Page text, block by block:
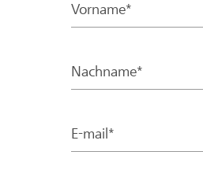
Vorname*
Nachname*
E-mail*